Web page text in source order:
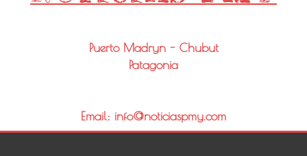
Puerto Madryn - Chubut
Patagonia
Email: info@noticiaspmy.com